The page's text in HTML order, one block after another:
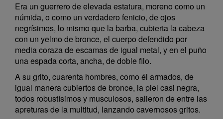
Era un guerrero de elevada estatura, moreno como un
númida, o como un verdadero fenicio, de ojos
negrísimos, lo mismo que la barba, cubierta la cabeza
con un yelmo de bronce, el cuerpo defendido por
media coraza de escamas de igual metal, y en el puño
una espada corta, ancha, de doble filo.
A su grito, cuarenta hombres, como él armados, de
igual manera cubiertos de bronce, la piel casi negra,
todos robustísimos y musculosos, salieron de entre las
apreturas de la multitud, lanzando cavernosos gritos.